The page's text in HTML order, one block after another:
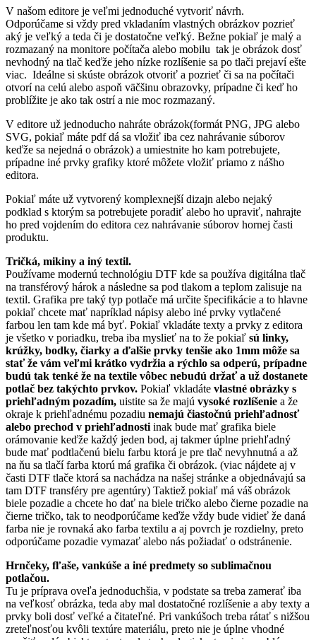
V našom editore je veľmi jednoduché vytvoriť návrh.
Odporúčame si vždy pred vkladaním vlastných obrázkov pozrieť
aký je veľký a teda či je dostatočne veľký. Bežne pokiaľ je malý a
rozmazaný na monitore počítača alebo mobilu tak je obrázok dosť
nevhodný na tlač keďže jeho nízke rozlíšenie sa po tlači prejaví ešte
viac. Ideálne si skúste obrázok otvoriť a pozrieť či sa na počítači
otvorí na celú alebo aspoň väčšinu obrazovky, prípadne či keď ho
problížite je ako tak ostrí a nie moc rozmazaný.
V editore už jednoducho nahráte obrázok(formát PNG, JPG alebo
SVG, pokiaľ máte pdf dá sa vložiť iba cez nahrávanie súborov
keďže sa nejedná o obrázok) a umiestnite ho kam potrebujete,
prípadne iné prvky grafiky ktoré môžete vložiť priamo z nášho
editora.
Pokiaľ máte už vytvorený komplexnejší dizajn alebo nejaký
podklad s ktorým sa potrebujete poradiť alebo ho upraviť, nahrajte
ho pred vojdením do editora cez nahrávanie súborov hornej časti
produktu.
Tričká, mikiny a iný textil.
Používame modernú technológiu DTF kde sa používa digitálna tlač
na transférový hárok a následne sa pod tlakom a teplom zalisuje na
textil. Grafika pre taký typ potlače má určite špecifikácie a to hlavne
pokiaľ chcete mať napríklad nápisy alebo iné prvky vytlačené
farbou len tam kde má byť. Pokiaľ vkladáte texty a prvky z editora
je všetko v poriadku, treba iba myslieť na to že pokiaľ sú linky,
krúžky, bodky, čiarky a ďalšie prvky tenšie ako 1mm môže sa
stať že vám veľmi krátko vydržia a rýchlo sa odperú, prípadne
budú tak tenké že na textile vôbec nebudú držať a už dostanete
potlač bez takýchto prvkov. Pokiaľ vkladáte vlastné obrázky s
priehľadným pozadím, uistite sa že majú vysoké rozlíšenie a že
okraje k priehľadnému pozadiu nemajú čiastočnú priehľadnosť
alebo prechod v priehľadnosti inak bude mať grafika biele
orámovanie keďže každý jeden bod, aj takmer úplne priehľadný
bude mať podtlačenú bielu farbu ktorá je pre tlač nevyhnutná a až
na ňu sa tlačí farba ktorú má grafika či obrázok. (viac nájdete aj v
časti DTF tlače ktorá sa nachádza na našej stránke a objednávajú sa
tam DTF transféry pre agentúry) Taktiež pokiaľ má váš obrázok
biele pozadie a chcete ho dať na biele tričko alebo čierne pozadie na
čierne tričko, tak to neodporúčame keďže vždy bude vidieť že daná
farba nie je rovnaká ako farba textilu a aj povrch je rozdielny, preto
odporúčame pozadie vymazať alebo nás požiadať o odstránenie.
Hrnčeky, fľaše, vankúše a iné predmety so sublimačnou
potlačou.
Tu je príprava oveľa jednoduchšia, v podstate sa treba zamerať iba
na veľkosť obrázka, teda aby mal dostatočné rozlíšenie a aby texty a
prvky boli dosť veľké a čitateľné. Pri vankúšoch treba rátať s nižšou
zreteľnosťou kvôli textúre materiálu, preto nie je úplne vhodné